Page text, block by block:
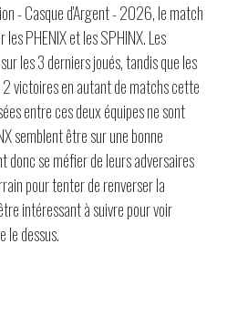
- Casque d'Argent - 2026, le match
PHENIX et les SPHINX. Les
les 3 derniers joués, tandis que les
victoires en autant de matchs cette
entre ces deux équipes ne sont
semblent être sur une bonne
donc se méfier de leurs adversaires
pour tenter de renverser la
intéressant à suivre pour voir
le dessus.